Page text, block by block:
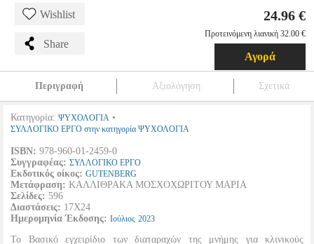
Wishlist
Share
24.96 €
Προτεινόμενη λιανική 32.00 €
Αγορά
Περιγραφή Αξιολόγηση Σχετικά
Κατηγορία: ΨΥΧΟΛΟΓΙΑ •
ΣΥΛΛΟΓΙΚΟ ΕΡΓΟ στην κατηγορία ΨΥΧΟΛΟΓΙΑ
ISBN: 978-960-01-2459-0
Συγγραφέας: ΣΥΛΛΟΓΙΚΟ ΕΡΓΟ
Εκδοτικός οίκος: GUTENBERG
Μετάφραση: ΚΑΛΛΙΘΡΑΚΑ ΜΟΣΧΟΧΩΡΙΤΟΥ ΜΑΡΙΑ
Σελίδες: 596
Διαστάσεις: 17Χ24
Ημερομηνία Έκδοσης: Ιούλιος 2023
Το Βασικό εγχειρίδιο των διαταραχών της μνήμης για κλινικούς